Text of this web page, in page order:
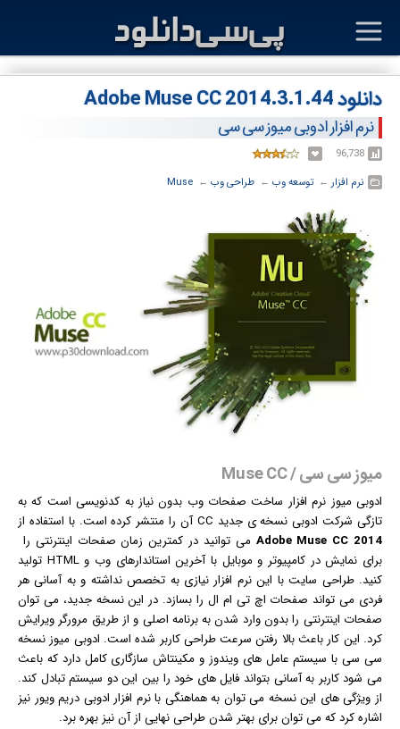
دانلود Adobe Muse CC 2014.3.1.44
نرم افزار ادوبی میوز سی سی
96,738
نرم افزار ← ‏توسعه وب ← ‏ طراحی وب ← ‏
Muse
میوز سی سی / Muse CC
ادوبی میوز نرم افزار ساخت صفحات وب بدون نیاز به کدنویسی است که به
تازگی شرکت ادوبی نسخه ی جدید CC آن را منتشر کرده است. با استفاده از
Adobe Muse CC 2014 می توانید در کمترین زمان صفحات اینترنتی را
برای نمایش در کامپیوتر و موبایل با آخرین استاندارهای وب و HTML تولید
کنید. طراحی سایت با این نرم افزار نیازی به تخصص نداشته و به آسانی هر
فردی می تواند صفحات اچ تی ام ال را بسازد. در این نسخه جدید، می توان
صفحات اینترنتی را بدون وارد شدن به برنامه اصلی و از طریق مرورگر ویرایش
کرد. این کار باعث بالا رفتن سرعت طراحی کاربر شده است. ادوبی میوز نسخه
سی سی با سیستم عامل هایویندوز و مکینتاشسازگاری کامل دارد که باعث
می شود کاربر به آسانی بتواند فایل های خود را بین این دو سیستم تبادل کند.
از ویژگی های این نسخه می توان به هماهنگی با نرم افزار ادوبی دریم ویور نیز
اشاره کرد که می توان برای بهتر شدن طراحی نهایی از آن نیز بهره برد.